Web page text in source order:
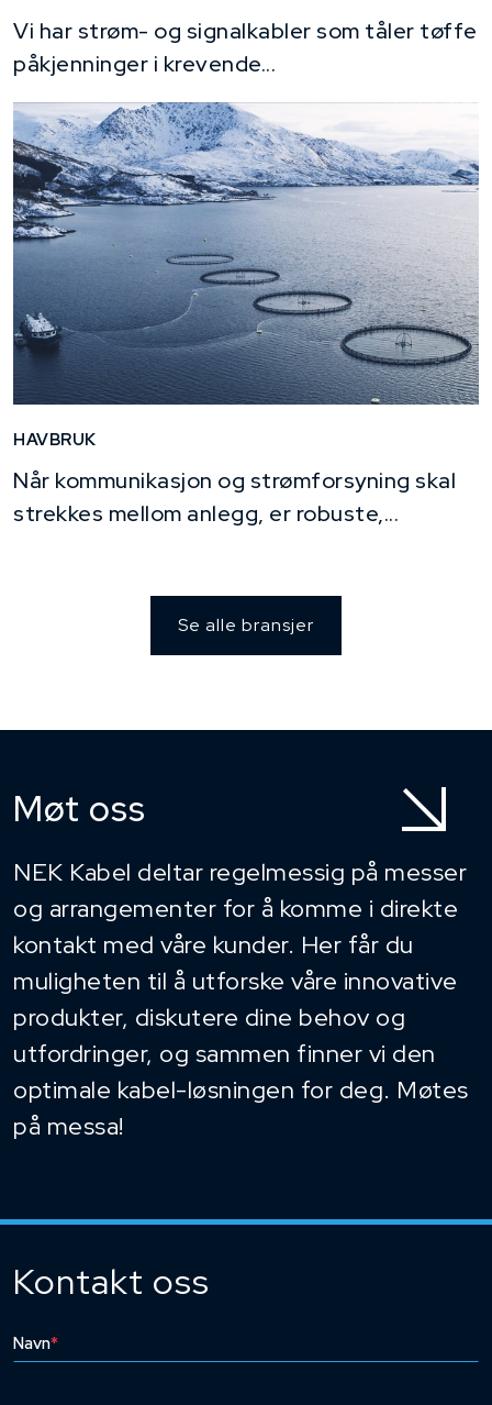
Vi har strøm- og signalkabler som tåler tøffe
påkjenninger i krevende...
HAVBRUK
Når kommunikasjon og strømforsyning skal
strekkes mellom anlegg, er robuste,...
Se alle bransjer
Møt oss
NEK Kabel deltar regelmessig på messer
og arrangementer for å komme i direkte
kontakt med våre kunder. Her får du
muligheten til å utforske våre innovative
produkter, diskutere dine behov og
utfordringer, og sammen finner vi den
optimale kabel-løsningen for deg. Møtes
på messa!
Kontakt oss
Navn*